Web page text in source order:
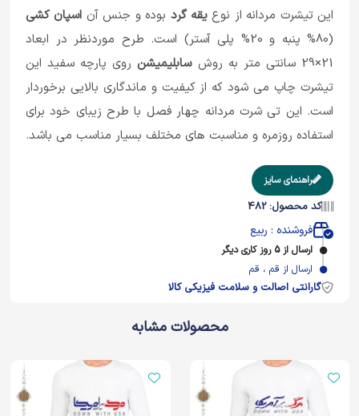
این تیشرت مردانه از نوعیقه گرد بوده و جنس آن اسپان کشی
(80% پنبه و 20% پلی آستر) است. طرح موردنظر در ابعاد
21×29 سانتی متر به روش
سابلیمیشنروی پارچه سفید این
تیشرت چاپ می شود که از کیفیت و ماندگاری بالایی برخوردار
است. این تی شرت مردانه چهار فصل با طرح زیبای خود برای
استفاده روزمره و مناسبت های مختلف بسیار مناسب می باشد.
راهنمای سایز
کد محصول: 482
فروشنده : ربیع
ارسال از 5 روز کاری دیگر
ارسال از قم ، قم
گارانتی اصالت و سلامت فیزیکی کالا
محصولات مشابه